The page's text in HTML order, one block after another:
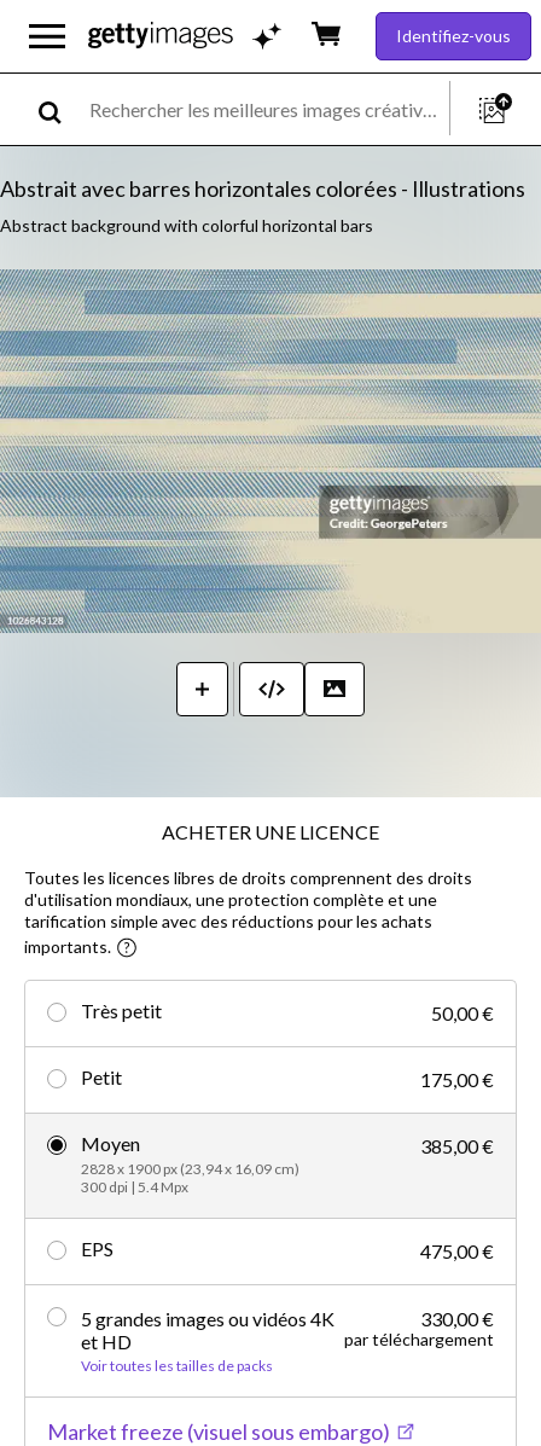
Identifiez-vous
Abstrait avec barres horizontales colorées - Illustrations
Abstract background with colorful horizontal bars
ACHETER UNE LICENCE
Toutes les licences libres de droits comprennent des droits
d'utilisation mondiaux, une protection complète et une
tarification simple avec des réductions pour les achats
importants.
Très petit 50,00 €
Petit 175,00 €
Moyen
2828 x 1900 px (23,94 x 16,09 cm)
300 dpi | 5.4 Mpx
385,00 €
EPS 475,00 €
5 grandes images ou vidéos 4K
et HD
Voir toutes les tailles de packs
330,00 €
par téléchargement
Market freeze (visuel sous embargo)